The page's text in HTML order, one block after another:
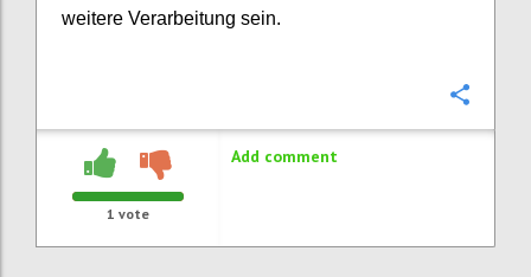
weitere Verarbeitung sein.
1 vote
Add comment